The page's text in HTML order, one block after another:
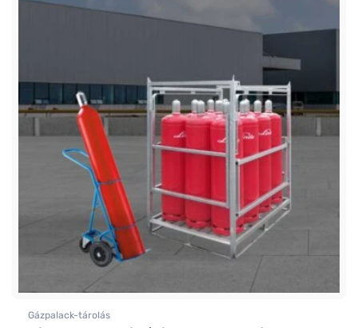
Gázpalack-tárolás